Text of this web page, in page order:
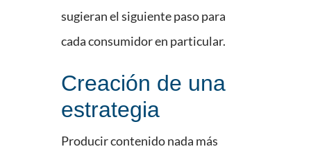
sugieran el siguiente paso para
cada consumidor en particular.
Creación de una
estrategia
Producir contenido nada más